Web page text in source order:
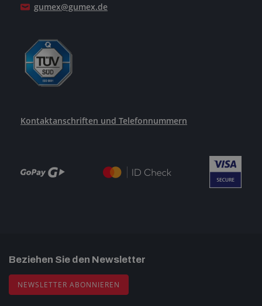
gumex@gumex.de
Kontaktanschriften und Telefonnummern
Beziehen Sie den Newsletter
NEWSLETTER ABONNIEREN